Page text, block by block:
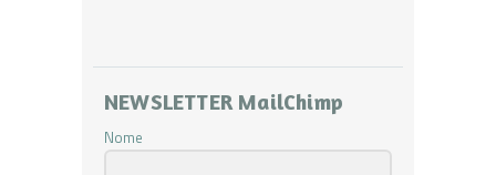
NEWSLETTER MailChimp
Nome